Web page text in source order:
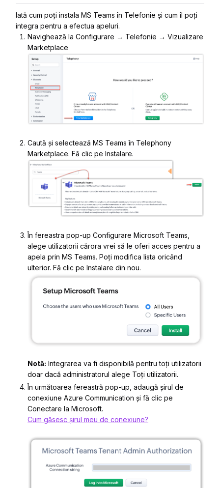
Iată cum poți instala MS Teams în Telefonie și cum îl poți
integra pentru a efectua apeluri.
Navighează la Configurare → Telefonie → Vizualizare
Marketplace
Caută și selectează MS Teams în Telephony
Marketplace. Fă clic pe Instalare.
În fereastra pop-up Configurare Microsoft Teams,
alege utilizatorii cărora vrei să le oferi acces pentru a
apela prin MS Teams. Poți modifica lista oricând
ulterior. Fă clic pe Instalare din nou.
Notă: Integrarea va fi disponibilă pentru toți utilizatorii
doar dacă administratorul alege Toți utilizatorii.
În următoarea fereastră pop-up, adaugă șirul de
conexiune Azure Communication și fă clic pe
Conectare la Microsoft.
Cum găsesc șirul meu de conexiune?